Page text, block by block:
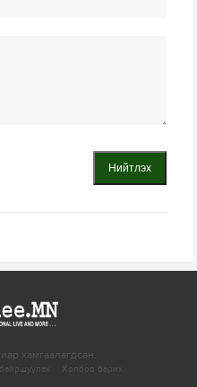
Нийтлэх
хамгаалагдсан.
Холбоо барих